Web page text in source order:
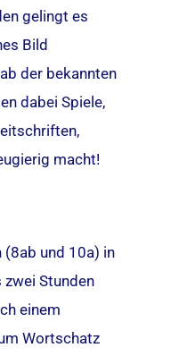
gelingt es
Bild
der bekannten
dabei Spiele,
macht!
und 10a) in
Stunden
einem
Wortschatz